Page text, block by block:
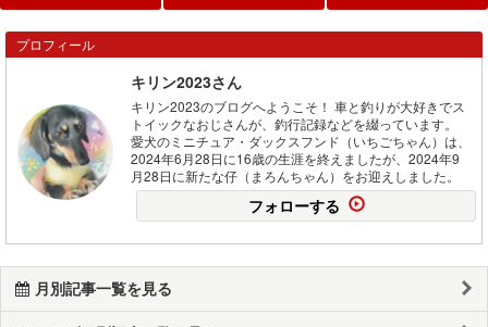
プロフィール
キリン2023さん
キリン2023のブログへようこそ！ 車と釣りが大好きでス
トイックなおじさんが、釣行記録などを綴っています。
愛犬のミニチュア・ダックスフンド（いちごちゃん）は、
2024年6月28日に16歳の生涯を終えましたが、2024年9
月28日に新たな仔（まろんちゃん）をお迎えしました。
フォローする
月別記事一覧を見る